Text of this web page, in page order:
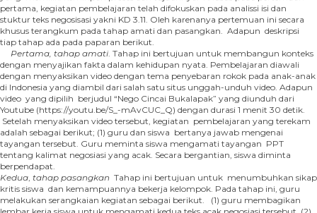
pertama, kegiatan pembelajaran telah difokuskan pada analissi isi dan
stuktur teks negosisasi yakni KD 3.11. Oleh karenanya pertemuan ini secara
khusus terangkum pada tahap amati dan pasangkan. Adapun deskripsi
tiap tahap ada pada paparan berikut.
Pertama, tahap amati. Tahap ini bertujuan untuk membangun konteks
dengan menyajikan fakta dalam kehidupan nyata. Pembelajaran diawali
dengan menyaksikan video dengan tema penyebaran rokok pada anak-anak
di Indonesia yang diambil dari salah satu situs unggah-unduh video. Adapun
video yang dipilih berjudul “Nego Cincai Bukalapak” yang diunduh dari
Youtube (https://youtu.be/S_-mAvCUC_Q) dengan durasi 1 menit 30 detik.
Setelah menyaksikan video tersebut, kegiatan pembelajaran yang terekam
adalah sebagai berikut; (1) guru dan siswa bertanya jawab mengenai
tayangan tersebut. Guru meminta siswa mengamati tayangan PPT
tentang kalimat negosiasi yang acak. Secara bergantian, siswa diminta
berpendapat.
Kedua, tahap pasangkan Tahap ini bertujuan untuk menumbuhkan sikap
kritis siswa dan kemampuannya bekerja kelompok. Pada tahap ini, guru
melakukan serangkaian kegiatan sebagai berikut. (1) guru membagikan